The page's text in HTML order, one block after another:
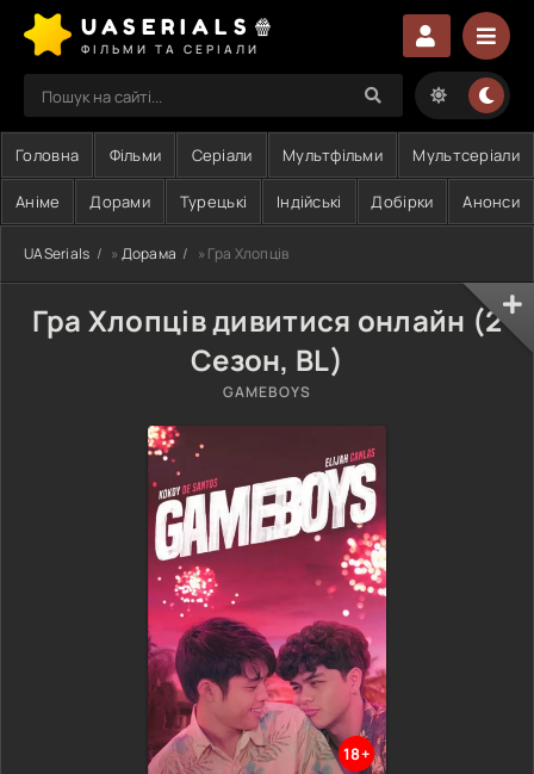
UASERIALS🍿
ФІЛЬМИ ТА СЕРІАЛИ
Головна Фільми Серіали Мультфільми Мультсеріали
Аніме Дорами Турецькі Індійські Добірки Анонси
UASerials » Дорама » Гра Хлопців
Гра Хлопців дивитися онлайн (2
Сезон, BL)
GAMEBOYS
18+